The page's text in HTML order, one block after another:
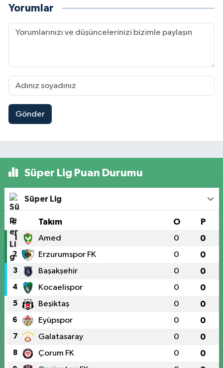
Yorumlar
Gönder
Süper Lig Puan Durumu
Süper Lig
# Takım O P
1 Amed 0 0
2 Erzurumspor FK 0 0
3 Başakşehir 0 0
4 Kocaelispor 0 0
5 Beşiktaş 0 0
6 Eyüpspor 0 0
7 Galatasaray 0 0
8 Çorum FK 0 0